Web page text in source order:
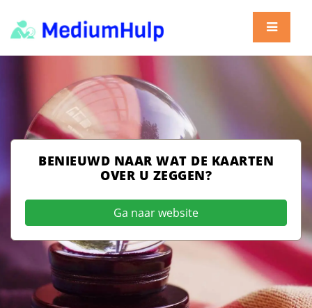
BENIEUWD NAAR WAT DE KAARTEN
OVER U ZEGGEN?
Ga naar website